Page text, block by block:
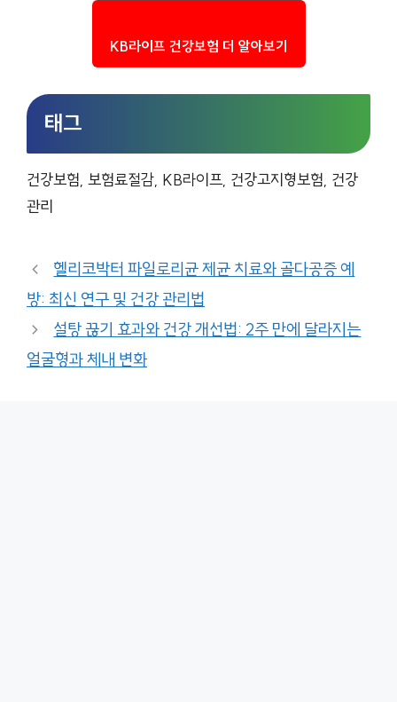
KB라이프 건강보험 더 알아보기
태그
건강보험, 보험료절감, KB라이프, 건강고지형보험, 건강
관리
헬리코박터 파일로리균 제균 치료와 골다공증 예
방: 최신 연구 및 건강 관리법
설탕 끊기 효과와 건강 개선법: 2주 만에 달라지는
얼굴형과 체내 변화